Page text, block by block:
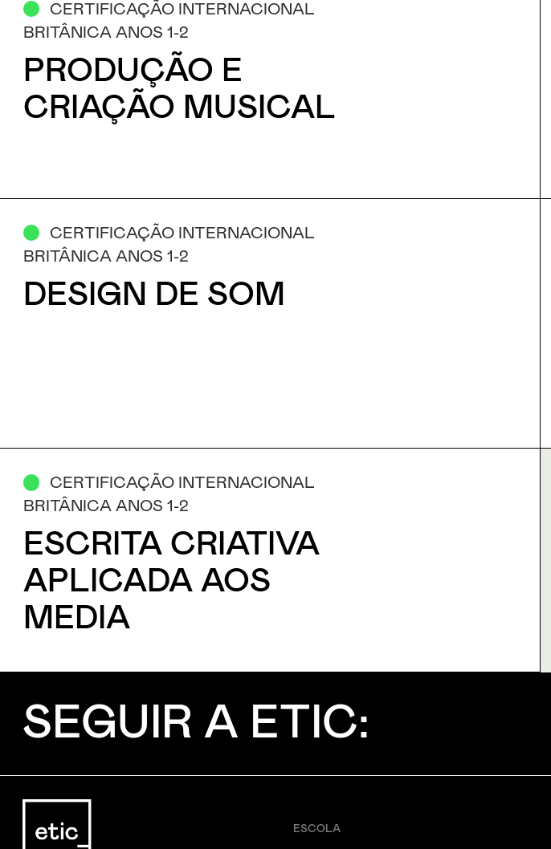
CERTIFICAÇÃO INTERNACIONAL
BRITÂNICA ANOS 1-2
PRODUÇÃO E
CRIAÇÃO MUSICAL
CERTIFICAÇÃO INTERNACIONAL
BRITÂNICA ANOS 1-2
DESIGN DE SOM
CERTIFICAÇÃO INTERNACIONAL
BRITÂNICA ANOS 1-2
ESCRITA CRIATIVA
APLICADA AOS
MEDIA
SEGUIR A ETIC:
ESCOLA